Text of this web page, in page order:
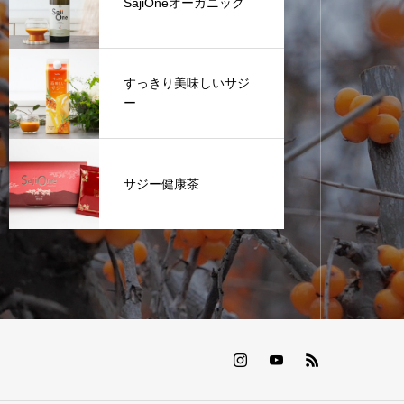
すっきり美味しいサジ
ー
サジー健康茶